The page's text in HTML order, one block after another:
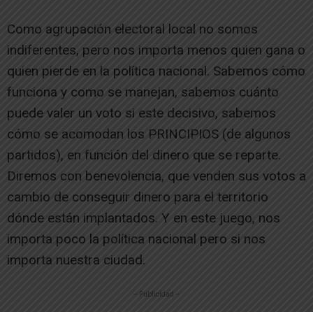
Como agrupación electoral local no somos
indiferentes, pero nos importa menos quien gana o
quien pierde en la política nacional. Sabemos cómo
funciona y como se manejan, sabemos cuánto
puede valer un voto si este decisivo, sabemos
cómo se acomodan los PRINCIPIOS (de algunos
partidos), en función del dinero que se reparte.
Diremos con benevolencia, que venden sus votos a
cambio de conseguir dinero para el territorio
dónde están implantados. Y en este juego, nos
importa poco la política nacional pero si nos
importa nuestra ciudad.
-- Publicidad --